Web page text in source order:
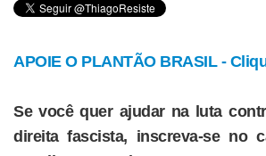
APOIE O PLANTÃO BRASIL -
Se você quer ajudar na luta
direita fascista, inscreva-se no